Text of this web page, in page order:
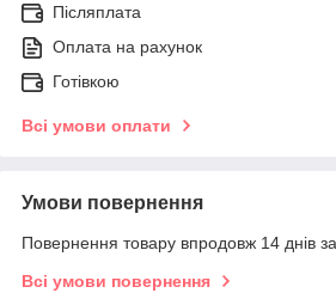
Післяплата
Оплата на рахунок
Готівкою
Всі умови оплати
Умови повернення
Повернення товару впродовж 14 днів
Всі умови повернення